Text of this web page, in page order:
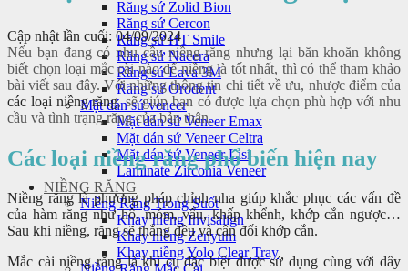
Răng sứ Zolid Bion
Răng sứ Cercon
Răng sứ HT Smile
Răng sứ Nacera
Răng sứ Lava 3M
Răng sứ Orodent
Mặt dán sứ veneer
Mặt dán sứ Veneer Emax
Mặt dán sứ Veneer Celtra
Mặt dán sứ Veneer Lisi
Laminate Zirconia Veneer
NIỀNG RĂNG
Niềng Răng Trong Suốt
Khay niềng Invisalign
Khay niềng Zenyum
Khay niềng Yolo Clear Tray
Cập nhật lần cuối: 04/09/2024
Nếu bạn đang có nhu cầu niềng răng nhưng lại băn khoăn không
biết chọn loại mắc cài nào để niềng là tốt nhất, thì có thể tham khảo
bài viết sau đây. Với những thông tin chi tiết về ưu, nhược điểm của
các loại niềng răng, sẽ giúp bạn có được lựa chọn phù hợp với nhu
cầu và tình trạng răng của bản thân.
Các loại niềng răng phổ biến hiện nay
Niềng răng là phương pháp chỉnh nha giúp khắc phục các vấn đề
của hàm răng như hô, móm, vẩu, khấp khểnh, khớp cắn ngược…
Sau khi niềng, răng sẽ thẳng đều và cân đối khớp cắn.
Mắc cài niềng răng là khí cụ đặc biệt được sử dụng cùng với dây